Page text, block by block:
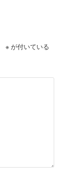
※ が付いている